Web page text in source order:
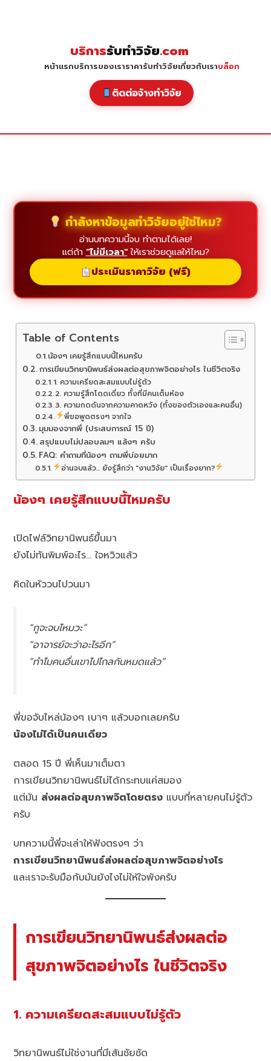
บริการรับทำวิจัย.com
หน้าแรกบริการของเราราคารับทำวิจัยเกี่ยวกับเราบล็อก
ติดต่อจ้างทำวิจัย
กำลังหาข้อมูลทำวิจัยอยู่ใช่ไหม?
อ่านบทความนี้จบ ทำตามได้เลย!
แต่ถ้า "ไม่มีเวลา"ให้เราช่วยดูแลให้ไหม?
ประเมินราคาวิจัย (ฟรี)
Table of Contents
น้องๆ เคยรู้สึกแบบนี้ไหมครับ
การเขียนวิทยานิพนธ์ส่งผลต่อสุขภาพจิตอย่างไร ในชีวิตจริง
1. ความเครียดสะสมแบบไม่รู้ตัว
2. ความรู้สึกโดดเดี่ยว ทั้งที่มีคนเต็มห้อง
3. ความกดดันจากความคาดหวัง (ทั้งของตัวเองและคนอื่น)
พี่ขอพูดตรงๆ จากใจ
มุมมองจากพี่ (ประสบการณ์ 15 ปี)
สรุปแบบไม่ปลอบลมๆ แล้งๆ ครับ
FAQ: คำถามที่น้องๆ ถามพี่บ่อยมาก
อ่านจบแล้ว... ยังรู้สึกว่า "งานวิจัย" เป็นเรื่องยาก?
น้องๆ เคยรู้สึกแบบนี้ไหมครับ
เปิดไฟล์วิทยานิพนธ์ขึ้นมา
ยังไม่ทันพิมพ์อะไร… ใจหวิวแล้ว
คิดในหัววนไปวนมา
“กูจะจบไหมวะ”
“อาจารย์จะว่าอะไรอีก”
“ทำไมคนอื่นเขาไปไกลกันหมดแล้ว”
พี่ขอจับไหล่น้องๆ เบาๆ แล้วบอกเลยครับ
น้องไม่ได้เป็นคนเดียว
ตลอด 15 ปี พี่เห็นมาเต็มตา
การเขียนวิทยานิพนธ์ไม่ได้กระทบแค่สมอง
แต่มัน ส่งผลต่อสุขภาพจิตโดยตรง แบบที่หลายคนไม่รู้ตัว
ครับ
บทความนี้พี่จะเล่าให้ฟังตรงๆ ว่า
การเขียนวิทยานิพนธ์ส่งผลต่อสุขภาพจิตอย่างไร
และเราจะรับมือกับมันยังไงไม่ให้ใจพังครับ
การเขียนวิทยานิพนธ์ส่งผลต่อ
สุขภาพจิตอย่างไร ในชีวิตจริง
1. ความเครียดสะสมแบบไม่รู้ตัว
วิทยานิพนธ์ไม่ใช่งานที่มีเส้นชัยชัด